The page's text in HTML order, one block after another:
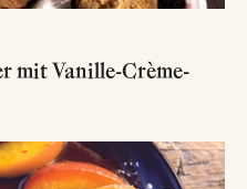
mit Vanille-Crème-